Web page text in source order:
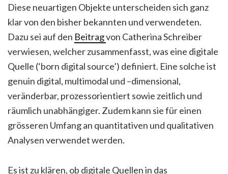
Diese neuartigen Objekte unterscheiden sich ganz
klar von den bisher bekannten und verwendeten.
Dazu sei auf den Beitragvon Catherina Schreiber
verwiesen, welcher zusammenfasst, was eine digitale
Quelle (‘born digital source’) definiert. Eine solche ist
genuin digital, multimodal und –dimensional,
veränderbar, prozessorientiert sowie zeitlich und
räumlich unabhängiger. Zudem kann sie für einen
grösseren Umfang an quantitativen und qualitativen
Analysen verwendet werden.
Es ist zu klären, ob digitale Quellen in das